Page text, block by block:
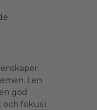
I en
god
fokus i